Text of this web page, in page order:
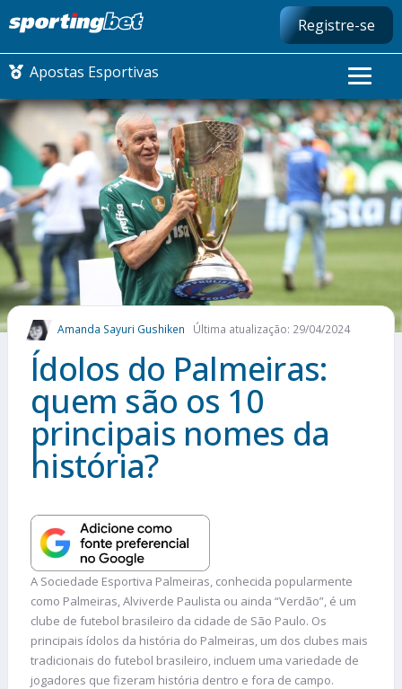
Registre-se
Apostas Esportivas
CONMEBOL LIBERTADORES
FUTEBOL NACIONAL
FUTEBOL INTERNACIONAL
COMO APOSTAR
MAIS ESPORTES
Amanda Sayuri Gushiken Última atualização: 29/04/2024
Ídolos do Palmeiras:
quem são os 10
principais nomes da
história?
A Sociedade Esportiva Palmeiras, conhecida popularmente
como Palmeiras, Alviverde Paulista ou ainda “Verdão”, é um
clube de futebol brasileiro da cidade de São Paulo. Os
principais ídolos da história do Palmeiras, um dos clubes mais
tradicionais do futebol brasileiro, incluem uma variedade de
jogadores que fizeram história dentro e fora de campo.